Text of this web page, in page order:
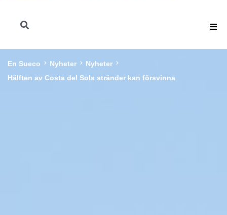
En Sueco Nyheter
Nyheter
Hälften av Costa del Sols stränder kan försvinna